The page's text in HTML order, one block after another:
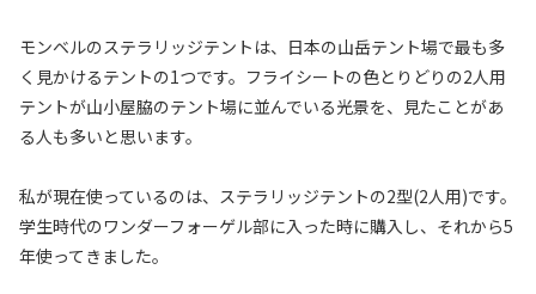
モンベルのステラリッジテントは、日本の山岳テント場で最も多
く見かけるテントの1つです。フライシートの色とりどりの2人用
テントが山小屋脇のテント場に並んでいる光景を、見たことがあ
る人も多いと思います。
私が現在使っているのは、ステラリッジテントの2型(2人用)です。
学生時代のワンダーフォーゲル部に入った時に購入し、それから5
年使ってきました。